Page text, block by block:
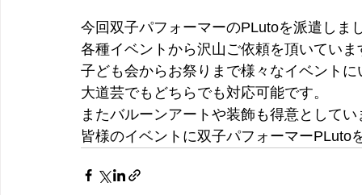
今回双子パフォーマーのPLutoを派遣しま
各種イベントから沢山ご依頼を頂いていま
子ども会からお祭りまで様々なイベント
大道芸でもどちらでも対応可能です。
またバルーンアートや装飾も得意としてい
皆様のイベントに双子パフォーマーPLuto